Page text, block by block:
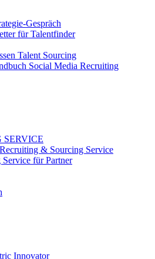
Gespräch
für Talentfinder
Talent Sourcing
Social Media Recruiting
SERVICE
& Sourcing Service
Service für Partner
Innovator